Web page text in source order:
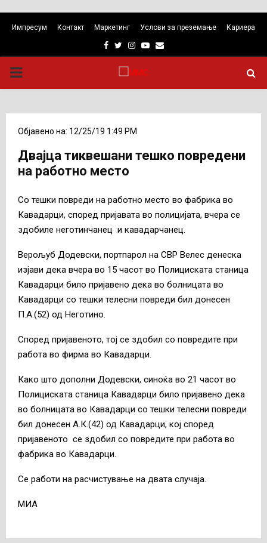
Импресум Контакт Маркетинг Услови за преземање Кариера
Facebook
TwitterInstagram
Youtube
Email
PRIMARY
Објавено на: 12/25/19 1:49 PM
Двајца тиквешани тешко повредени
на работно место
Со тешки повреди на работно место во фабрика во
Кавадарци, според пријавата во полицијата, вчера се
здобиле неготинчанец и кавадарчанец.
Верољуб Додевски, портпарол на СВР Велес денеска
изјави дека вчера во 15 часот во Полициската станица
Кавадарци било пријавено дека во болницата во
Кавадарци со тешки телесни повреди бил донесен
П.А.(52) од Неготино.
Според пријавеното, тој се здобил со повредите при
работа во фирма во Кавадарци.
Како што дополни Додевски, синоќа во 21 часот во
Полициската станица Кавадарци било пријавено дека
во болницата во Кавадарци со тешки телесни повреди
бил донесен А.К.(42) од Кавадарци, кој според
пријавеното се здобил со повредите при работа во
фабрика во Кавадарци.
Се работи на расчистување на двата случаја.
МИА